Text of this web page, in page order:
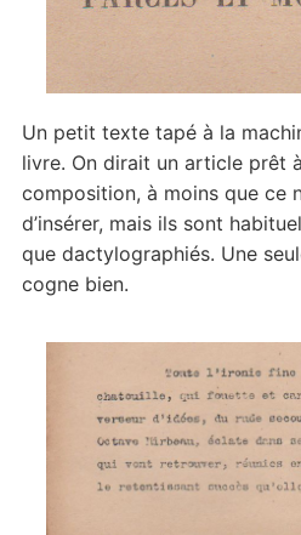
Un petit texte tapé à la
livre. On dirait un article prêt
composition, à moins que ce
d’insérer, mais ils sont
que dactylographiés. Une
cogne bien.